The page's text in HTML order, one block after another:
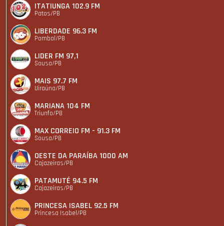
ITATIUNGA 102.9 FM
Patos/PB
LIBERDADE 96.3 FM
Pombal/PB
LIDER FM 97,1
Sousa/PB
MAIS 97.7 FM
Uiraúna/PB
MARIANA 104 FM
Triunfo/PB
MAX CORREIO FM - 91.3 FM
Sousa/PB
OESTE DA PARAÍBA 1000 AM
Cajazeiras/PB
PATAMUTÉ 94.5 FM
Cajazeiras/PB
PRINCESA ISABEL 92.5 FM
Princesa Isabel/PB